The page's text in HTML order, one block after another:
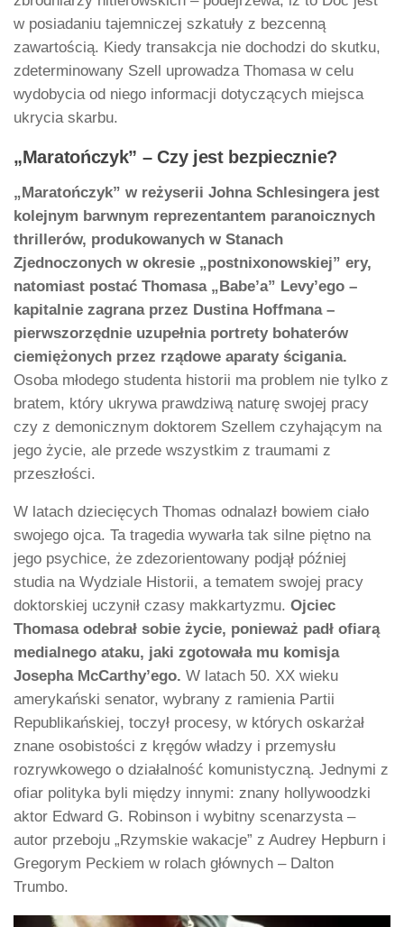
w posiadaniu tajemniczej szkatuły z bezcenną
zawartością. Kiedy transakcja nie dochodzi do skutku,
zdeterminowany Szell uprowadza Thomasa w celu
wydobycia od niego informacji dotyczących miejsca
ukrycia skarbu.
„Maratończyk” – Czy jest bezpiecznie?
„Maratończyk” w reżyserii Johna Schlesingera jest
kolejnym barwnym reprezentantem paranoicznych
thrillerów, produkowanych w Stanach
Zjednoczonych w okresie „postnixonowskiej” ery,
natomiast postać Thomasa „Babe’a” Levy’ego –
kapitalnie zagrana przez Dustina Hoffmana –
pierwszorzędnie uzupełnia portrety bohaterów
ciemiężonych przez rządowe aparaty ścigania.
Osoba młodego studenta historii ma problem nie tylko z
bratem, który ukrywa prawdziwą naturę swojej pracy
czy z demonicznym doktorem Szellem czyhającym na
jego życie, ale przede wszystkim z traumami z
przeszłości.
W latach dziecięcych Thomas odnalazł bowiem ciało
swojego ojca. Ta tragedia wywarła tak silne piętno na
jego psychice, że zdezorientowany podjął później
studia na Wydziale Historii, a tematem swojej pracy
doktorskiej uczynił czasy makkartyzmu. Ojciec
Thomasa odebrał sobie życie, ponieważ padł ofiarą
medialnego ataku, jaki zgotowała mu komisja
Josepha McCarthy’ego. W latach 50. XX wieku
amerykański senator, wybrany z ramienia Partii
Republikańskiej, toczył procesy, w których oskarżał
znane osobistości z kręgów władzy i przemysłu
rozrywkowego o działalność komunistyczną. Jednymi z
ofiar polityka byli między innymi: znany hollywoodzki
aktor Edward G. Robinson i wybitny scenarzysta –
autor przeboju „Rzymskie wakacje” z Audrey Hepburn i
Gregorym Peckiem w rolach głównych – Dalton
Trumbo.